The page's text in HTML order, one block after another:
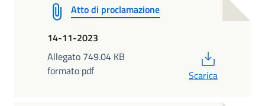
Atto di proclamazione
14-11-2023
Allegato 749.04 KB
formato pdf
Scarica